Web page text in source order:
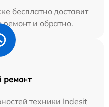
бесплатно доставит
ремонт и обратно.
ремонт
техники Indesit